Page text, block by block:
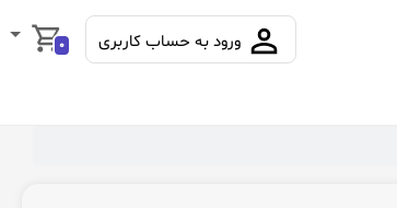
0 ورود به حساب کاربری